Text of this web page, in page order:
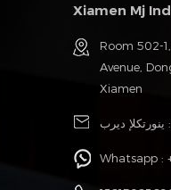
Xiamen Mj
Room 502-
Avenue,
Xiamen
ينورتكلإ ديرب :
Whatsapp :